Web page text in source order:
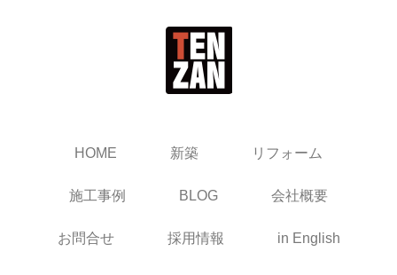
HOME 新築 リフォーム
施工事例 BLOG 会社概要
お問合せ 採用情報 in English